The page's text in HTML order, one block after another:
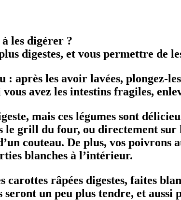
les digérer ?
digestes, et vous permettre de
: après les avoir lavées, plongez-
avez les intestins fragiles,
mais ces légumes sont
le grill du four, ou directement
couteau. De plus, vos
blanches à l’intérieur.
râpées digestes, faites
un peu plus tendre, et aussi